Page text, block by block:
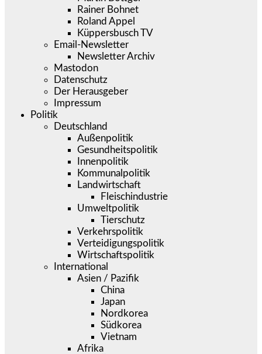
Rainer Bohnet
Roland Appel
Küppersbusch TV
Email-Newsletter
Newsletter Archiv
Mastodon
Datenschutz
Der Herausgeber
Impressum
Politik
Deutschland
Außenpolitik
Gesundheitspolitik
Innenpolitik
Kommunalpolitik
Landwirtschaft
Fleischindustrie
Umweltpolitik
Tierschutz
Verkehrspolitik
Verteidigungspolitik
Wirtschaftspolitik
International
Asien / Pazifik
China
Japan
Nordkorea
Südkorea
Vietnam
Afrika